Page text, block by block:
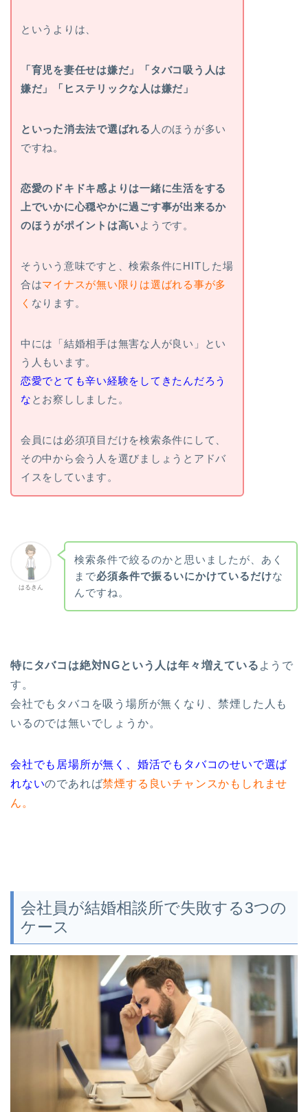
というよりは、
「育児を妻任せは嫌だ」「タバコ吸う人は
嫌だ」「ヒステリックな人は嫌だ」
といった消去法で選ばれる 人のほうが多い
ですね。
恋愛のドキドキ感よりは一緒に生活をする
上でいかに心穏やかに過ごす事が出来るか
のほうがポイントは高いようです。
そういう意味ですと、検索条件にHITした場
合はマイナスが無い限りは選ばれる事が多
く なります。
中には「結婚相手は無害な人が良い」とい
う人もいます。
恋愛でとても辛い経験をしてきたんだろう
な とお察ししました。
会員には必須項目だけを検索条件にして、
その中から会う人を選びましょうとアドバ
イスをしています。
はるきん
検索条件で絞るのかと思いましたが、あく
まで必須条件で振るいにかけているだけな
んですね。
特にタバコは絶対NGという人は年々増えている ようで
す。
会社でもタバコを吸う場所が無くなり、禁煙した人も
いるのでは無いでしょうか。
会社でも居場所が無く、婚活でもタバコのせいで選ば
れないのであれば禁煙する良いチャンスかもしれませ
ん。
会社員が結婚相談所で失敗する3つの
ケース